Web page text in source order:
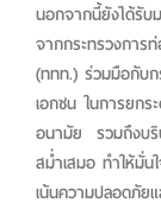
นอกจากนี้ยังได้รับ
จากกระทรวงการ
(ททท.) ร่วมมือกับ
เอกชน ในการยก
อนามัย รวมถึงบริ
สม่ำเสมอ ทำให้มั่
เน้นความปลอดภัย